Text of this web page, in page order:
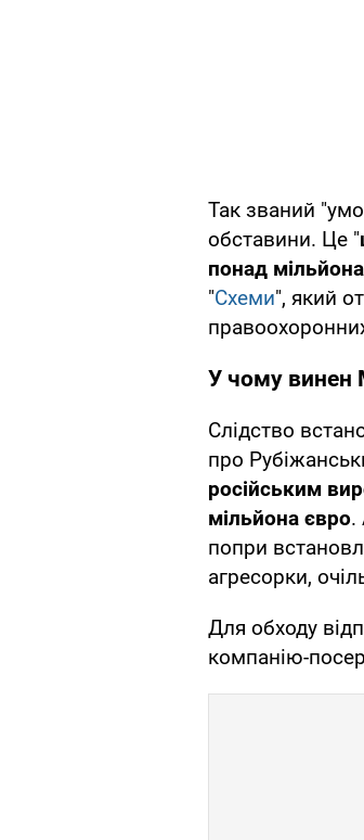
Так званий
обставини. Це "
понад
"Схеми", який
У чому винен
Слідство
про
російським
мільйона євро.
попри
агресорки,
Для обходу
компанію-